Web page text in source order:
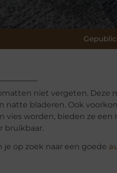
niet vergeten.
natte bladeren. Ook
vies worden, bieden ze
bruikbaar.
op zoek naar een goede